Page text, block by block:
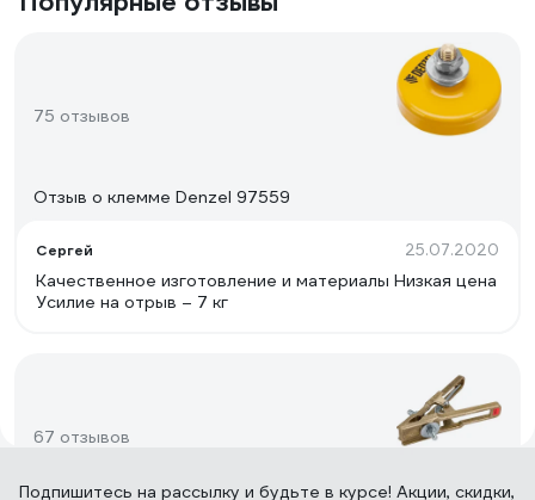
75 отзывов
Отзыв о клемме Denzel 97559
Сергей 25.07.2020
Качественное изготовление и материалы Низкая цена
Усилие на отрыв – 7 кг
67 отзывов
Подпишитесь на рассылку и будьте в курсе! Акции, скидки,